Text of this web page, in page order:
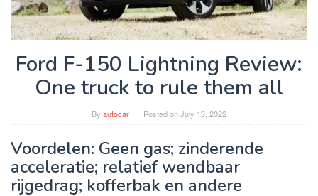
Ford F-150 Lightning Review:
One truck to rule them all
By autocar Posted onJuly 13, 2022
Voordelen: Geen gas; zinderende
acceleratie; relatief wendbaar
rijgedrag; kofferbak en andere